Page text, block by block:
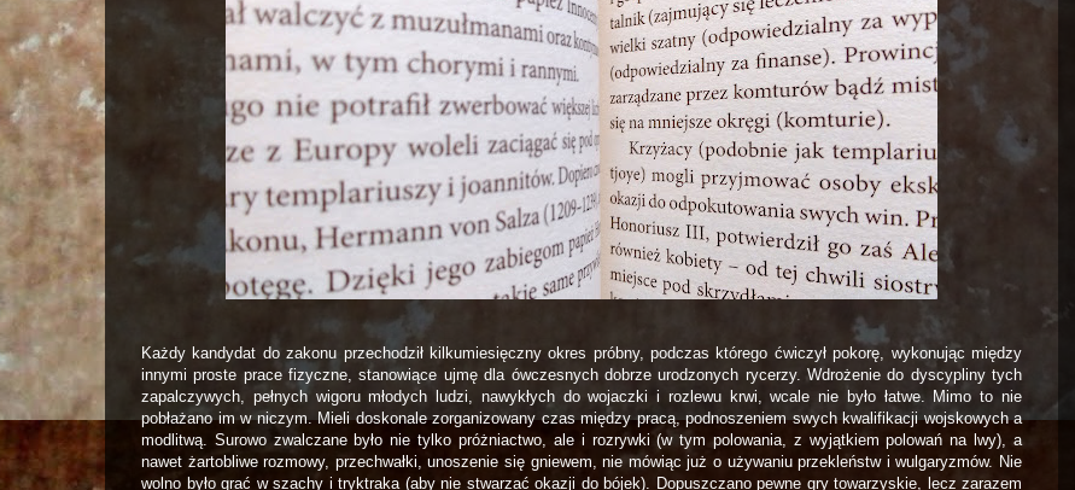
Każdy kandydat do zakonu przechodził kilkumiesięczny okres próbny, podczas którego ćwiczył pokorę, wykonując między
innymi proste prace fizyczne, stanowiące ujmę dla ówczesnych dobrze urodzonych rycerzy. Wdrożenie do dyscypliny tych
zapalczywych, pełnych wigoru młodych ludzi, nawykłych do wojaczki i rozlewu krwi, wcale nie było łatwe. Mimo to nie
pobłażano im w niczym. Mieli doskonale zorganizowany czas między pracą, podnoszeniem swych kwalifikacji wojskowych a
modlitwą. Surowo zwalczane było nie tylko próżniactwo, ale i rozrywki (w tym polowania, z wyjątkiem polowań na lwy), a
nawet żartobliwe rozmowy, przechwałki, unoszenie się gniewem, nie mówiąc już o używaniu przekleństw i wulgaryzmów. Nie
wolno było grać w szachy i tryktraka (aby nie stwarzać okazji do bójek). Dopuszczano pewne gry towarzyskie, lecz zarazem